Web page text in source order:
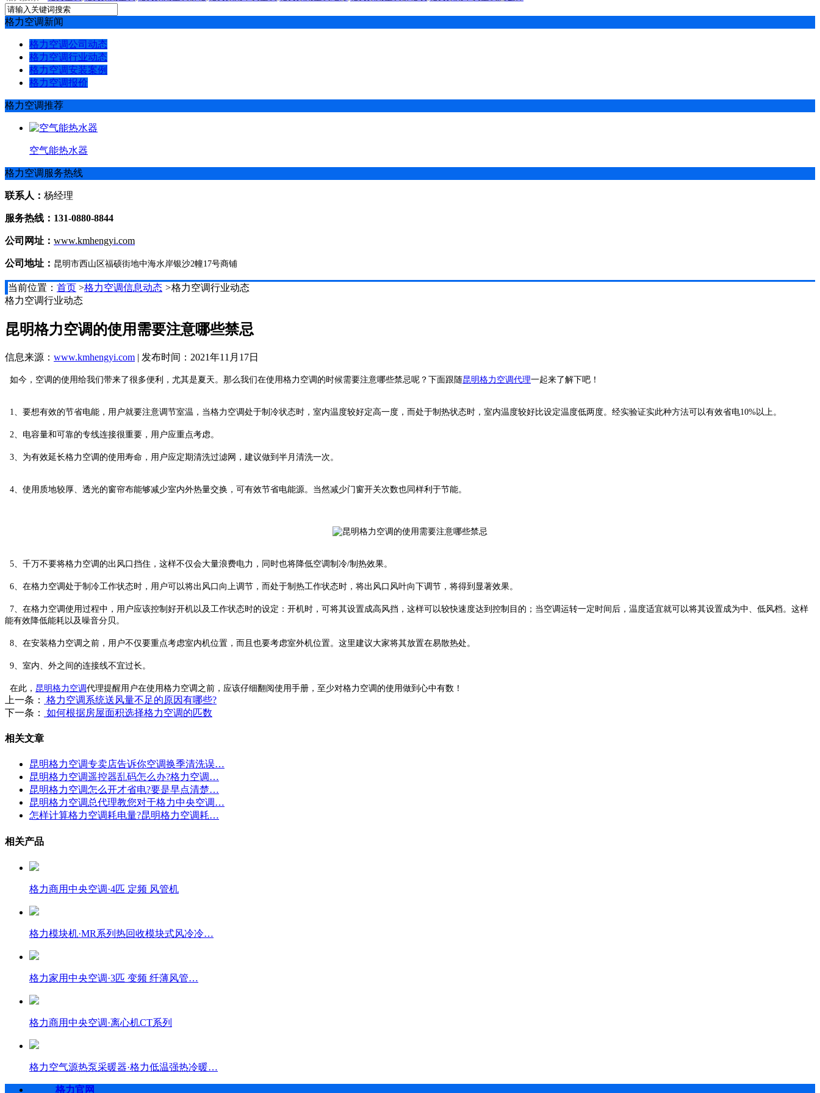
格力空调新闻
格力空调公司动态
格力空调行业动态
格力空调安装案例
格力空调报价
格力空调推荐
空气能热水器
格力空调服务热线
联系人： 杨经理
服务热线：131-0880-8844
公司网址： www.kmhengyi.com
公司地址： 昆明市西山区福硕街地中海水岸银沙2幢17号商铺
当前位置： 首页 >格力空调信息动态 >格力空调行业动态
格力空调行业动态
昆明格力空调的使用需要注意哪些禁忌
信息来源： www.kmhengyi.com | 发布时间：2021年11月17日
如今，空调的使用给我们带来了很多便利，尤其是夏天。那么我们在使用格力空调的时候需要注意哪些禁忌呢？下面跟随昆明格力空调代理一起来了解下吧！
1、要想有效的节省电能，用户就要注意调节室温，当格力空调处于制冷状态时，室内温度较好定高一度，而处于制热状态时，室内温度较好比设定温度低两度。经实验证实此种方法可以有效省电10%以上。
2、电容量和可靠的专线连接很重要，用户应重点考虑。
3、为有效延长格力空调的使用寿命，用户应定期清洗过滤网，建议做到半月清洗一次。
4、使用质地较厚、透光的窗帘布能够减少室内外热量交换，可有效节省电能源。当然减少门窗开关次数也同样利于节能。
5、千万不要将格力空调的出风口挡住，这样不仅会大量浪费电力，同时也将降低空调制冷/制热效果。
6、在格力空调处于制冷工作状态时，用户可以将出风口向上调节，而处于制热工作状态时，将出风口风叶向下调节，将得到显著效果。
7、在格力空调使用过程中，用户应该控制好开机以及工作状态时的设定：开机时，可将其设置成高风挡，这样可以较快速度达到控制目的；当空调运转一定时间后，温度适宜就可以将其设置成为中、低风档。这样
能有效降低能耗以及噪音分贝。
8、在安装格力空调之前，用户不仅要重点考虑室内机位置，而且也要考虑室外机位置。这里建议大家将其放置在易散热处。
9、室内、外之间的连接线不宜过长。
在此， 昆明格力空调代理提醒用户在使用格力空调之前，应该仔细翻阅使用手册，至少对格力空调的使用做到心中有数！
上一条：
格力空调系统送风量不足的原因有哪些?
下一条：
如何根据房屋面积选择格力空调的匹数
相关文章
昆明格力空调专卖店告诉你空调换季清洗误…
昆明格力空调遥控器乱码怎么办?格力空调…
昆明格力空调怎么开才省电?要是早点清楚…
昆明格力空调总代理教您对于格力中央空调…
怎样计算格力空调耗电量?昆明格力空调耗…
相关产品
格力商用中央空调·4匹 定频 风管机
格力模块机·MR系列热回收模块式风冷冷…
格力家用中央空调·3匹 变频 纤薄风管…
格力商用中央空调·离心机CT系列
格力空气源热泵采暖器·格力低温强热冷暖…
格力官网